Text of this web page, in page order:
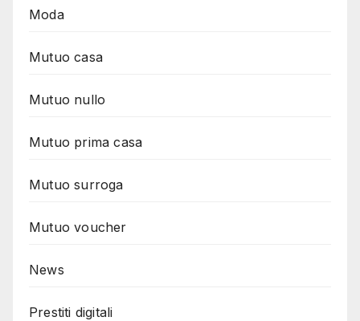
Moda
Mutuo casa
Mutuo nullo
Mutuo prima casa
Mutuo surroga
Mutuo voucher
News
Prestiti digitali